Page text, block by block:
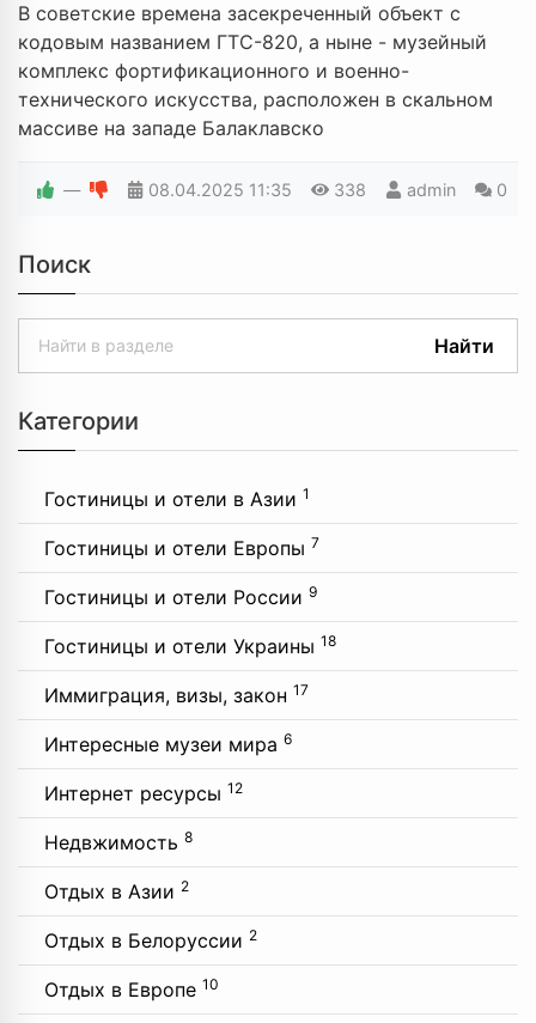
В советские времена засекреченный объект с
кодовым названием ГТС-820, а ныне - музейный
комплекс фортификационного и военно-
технического искусства, расположен в скальном
массиве на западе Балаклавско
— 08.04.2025 11:35 338 admin 0
Поиск
Найти
Категории
Гостиницы и отели в Азии 1
Гостиницы и отели Европы 7
Гостиницы и отели России 9
Гостиницы и отели Украины 18
Иммиграция, визы, закон 17
Интересные музеи мира 6
Интернет ресурсы 12
Недвжимость 8
Отдых в Азии 2
Отдых в Белоруссии 2
Отдых в Европе 10